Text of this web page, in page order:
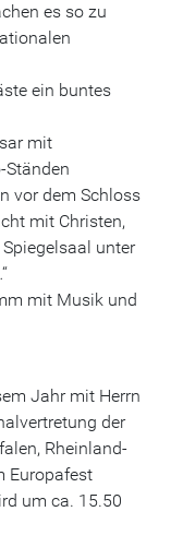
es so zu
ein buntes
mit
dem Schloss
mit Christen,
unter
mit Musik und
Jahr mit Herrn
der
Rheinland-
Europafest
um ca. 15.50